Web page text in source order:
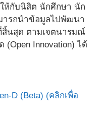
ห้กับนิสิต นักศึกษา นัก
ารถนำข้อมูลไปพัฒนา
สิ้นสุด ตามเจตนารมณ์
(Open Innovation) ได้
D (Beta) (คลิกเพื่อ